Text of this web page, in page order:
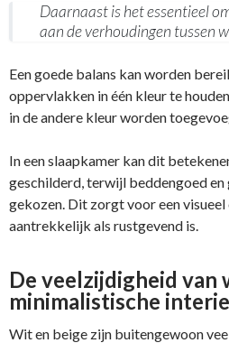
Daarnaast is het essentieel
aan de verhoudingen tussen
Een goede balans kan worden
oppervlakken in één kleur te
in de andere kleur worden
In een slaapkamer kan dit
geschilderd, terwijl beddengoed
gekozen. Dit zorgt voor een
aantrekkelijk als rustgevend is.
De veelzijdigheid van
minimalistische
Wit en beige zijn buitengewoon